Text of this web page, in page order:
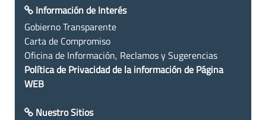
Información de Interés
Gobierno Transparente
Carta de Compromiso
Oficina de Información, Reclamos y Sugerencias
Política de Privacidad de la información de Página
WEB
Nuestro Sitios